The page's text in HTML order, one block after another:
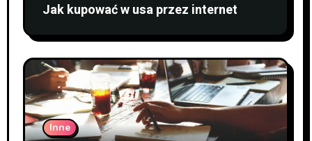
Jak kupować w usa przez internet
Inne